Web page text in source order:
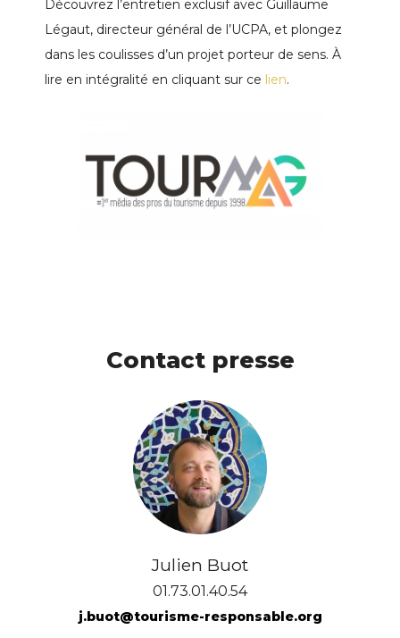
Découvrez l’entretien exclusif avec Guillaume
Légaut, directeur général de l’UCPA, et plongez
dans les coulisses d’un projet porteur de sens. À
lire en intégralité en cliquant sur ce lien.
Contact presse
Julien Buot
01.73.01.40.54
j.buot@tourisme-responsable.org